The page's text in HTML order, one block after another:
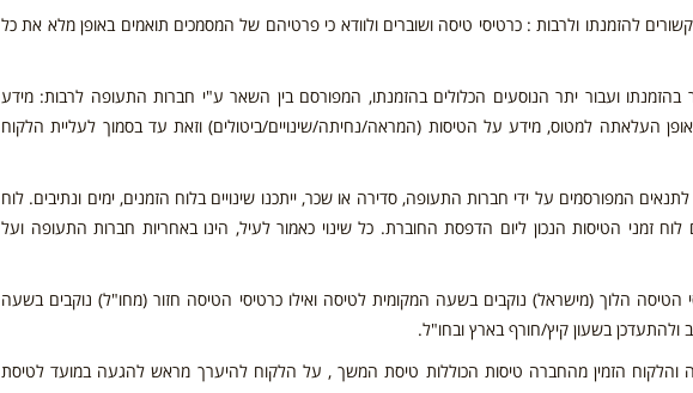
להזמנתו ולרבות : כרטיסי טיסה ושוברים ולוודא כי פרטיהם של המסמכים תואמים באופן מלא את כל
ועבור יתר הנוסעים הכלולים בהזמנתו, המפורסם בין השאר ע"י חברות התעופה לרבות: מידע
העלאתה למטוס, מידע על הטיסות (המראה/נחיתה/שינויים/ביטולים) וזאת עד בסמוך לעליית הלקוח
המפורסמים על ידי חברות התעופה, סדירה או שכר, ייתכנו שינויים בלוח הזמנים, ימים ונתיבים. לוח
זמני הטיסות הנכון ליום הדפסת החוברת. כל שינוי כאמור לעיל, הינו באחריות חברות התעופה ועל
הטיסה הלוך (מישראל) נוקבים בשעה המקומית לטיסה ואילו כרטיסי הטיסה חזור (מחו"ל) נוקבים בשעה
בשעון קיץ/חורף בארץ ובחו"ל.
והלקוח הזמין מהחברה טיסות הכוללות טיסת המשך , על הלקוח להיערך מראש להגעה במועד לטיסת